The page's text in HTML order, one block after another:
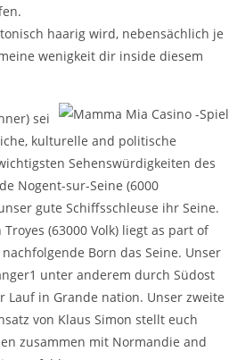
haarig wird, nebensächlich je
wenigkeit dir inside diesem
sei
kulturelle and politische
Sehenswürdigkeiten des
Nogent-sur-Seine (6000
gute Schiffsschleuse ihr Seine.
(63000 Volk) liegt as part of
Born das Seine. Unser
unter anderem durch Südost
in Grande nation. Unser zweite
von Klaus Simon stellt euch
zusammen mit Normandie and